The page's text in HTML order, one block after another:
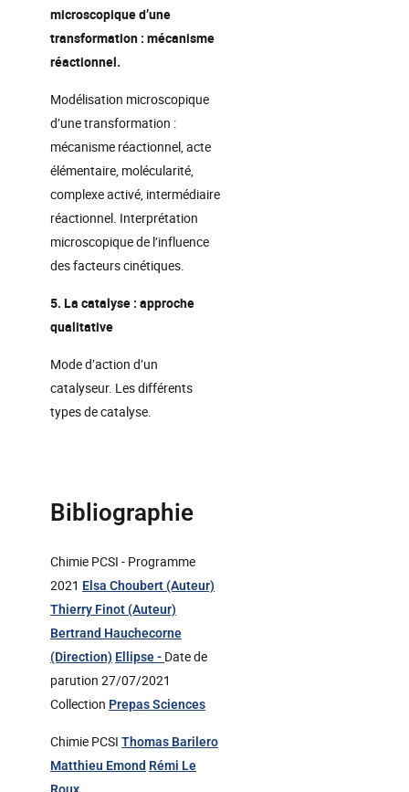
microscopique d’une
transformation : mécanisme
réactionnel.
Modélisation microscopique
d’une transformation :
mécanisme réactionnel, acte
élémentaire, molécularité,
complexe activé, intermédiaire
réactionnel. Interprétation
microscopique de l’influence
des facteurs cinétiques.
5. La catalyse : approche
qualitative
Mode d’action d’un
catalyseur. Les différents
types de catalyse.
Bibliographie
Chimie PCSI - Programme
2021 Elsa Choubert (Auteur)
Thierry Finot (Auteur)
Bertrand Hauchecorne
(Direction) Ellipse - Date de
parution 27/07/2021
Collection Prepas Sciences
Chimie PCSI Thomas Barilero
Matthieu Emond Rémi Le